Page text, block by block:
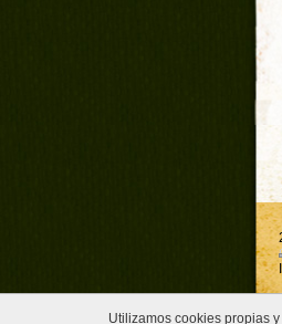
Utilizamos cookies propias